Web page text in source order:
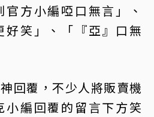
方小編啞口無言」、
好笑」、「『亞』口無
回覆，不少人將販賣機
小編回覆的留言下方笑